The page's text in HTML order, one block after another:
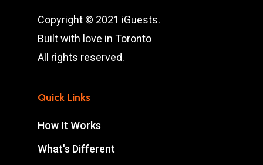
Copyright © 2021 iGuests.
Built with love in Toronto
All rights reserved.
Quick Links
How It Works
What's Different